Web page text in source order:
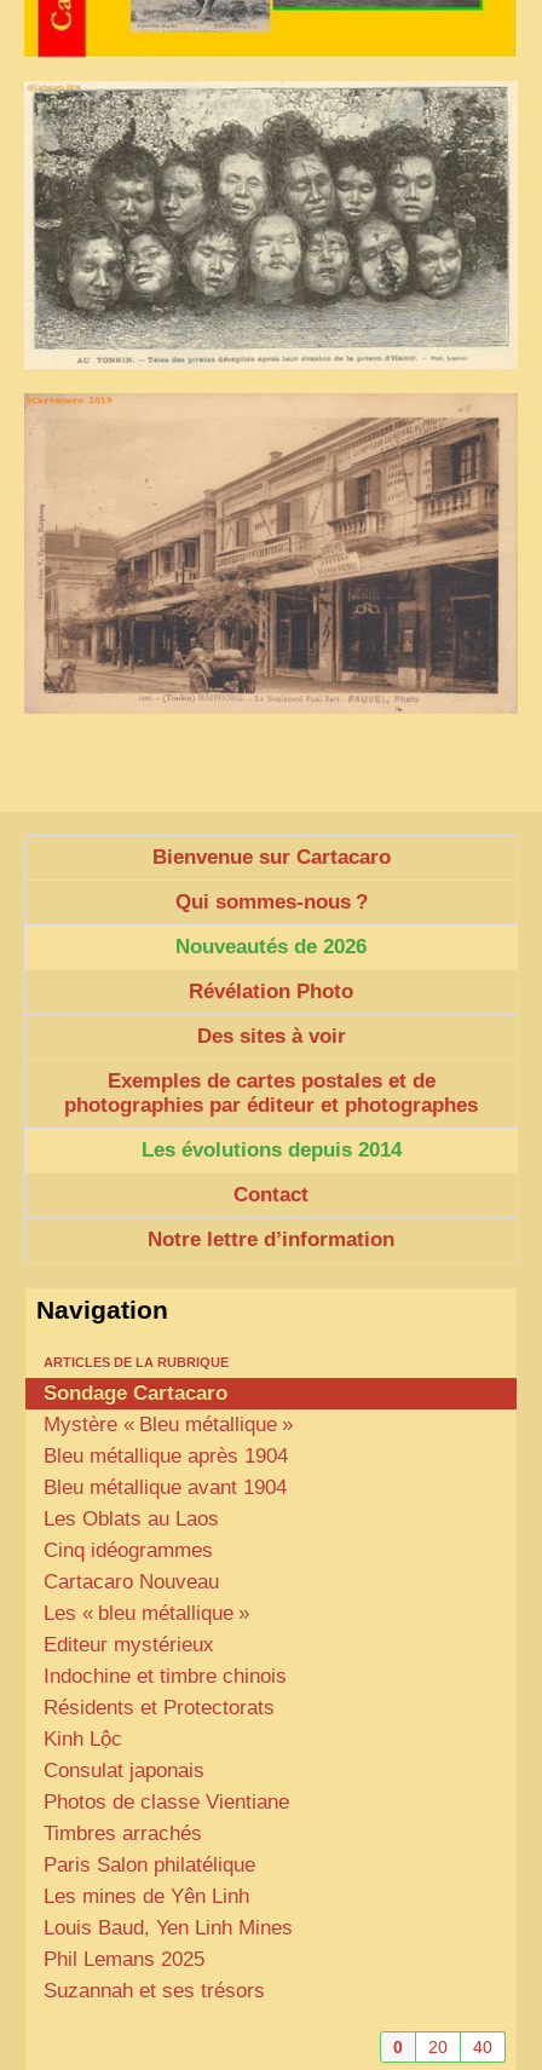
Bienvenue sur Cartacaro
Qui sommes-nous ?
Nouveautés de 2026
Révélation Photo
Des sites à voir
Exemples de cartes postales et de
photographies par éditeur et photographes
Les évolutions depuis 2014
Contact
Notre lettre d’information
Navigation
ARTICLES DE LA RUBRIQUE
Sondage Cartacaro
Mystère « Bleu métallique »
Bleu métallique après 1904
Bleu métallique avant 1904
Les Oblats au Laos
Cinq idéogrammes
Cartacaro Nouveau
Les « bleu métallique »
Editeur mystérieux
Indochine et timbre chinois
Résidents et Protectorats
Kinh Lộc
Consulat japonais
Photos de classe Vientiane
Timbres arrachés
Paris Salon philatélique
Les mines de Yên Linh
Louis Baud, Yen Linh Mines
Phil Lemans 2025
Suzannah et ses trésors
0 20 40